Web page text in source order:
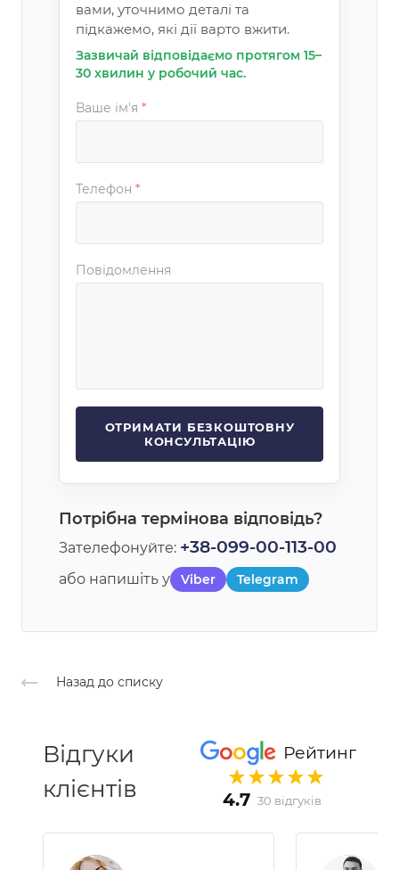
вами, уточнимо деталі та
підкажемо, які дії варто вжити.
Зазвичай відповідаємо протягом 15–
30 хвилин у робочий час.
Ваше ім'я *
Телефон *
Повідомлення
Потрібна термінова відповідь?
Зателефонуйте: +38-099-00-113-00
або напишіть у Viber Telegram
Назад до списку
Рейтинг
4.7 30 відгуків
Відгуки
клієнтів